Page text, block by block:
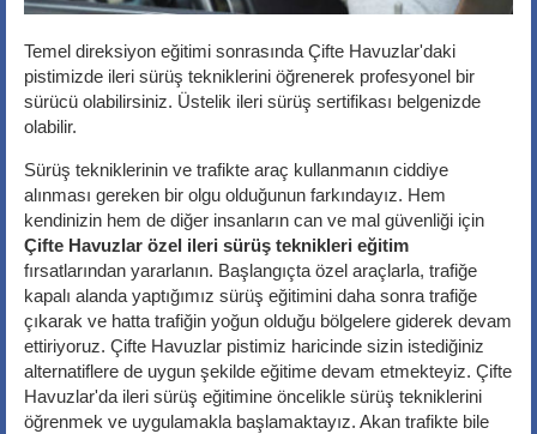
Temel direksiyon eğitimi sonrasında Çifte Havuzlar'daki
pistimizde ileri sürüş tekniklerini öğrenerek profesyonel bir
sürücü olabilirsiniz. Üstelik ileri sürüş sertifikası belgenizde
olabilir.
Sürüş tekniklerinin ve trafikte araç kullanmanın ciddiye
alınması gereken bir olgu olduğunun farkındayız. Hem
kendinizin hem de diğer insanların can ve mal güvenliği için
Çifte Havuzlar özel ileri sürüş teknikleri eğitim
fırsatlarından yararlanın. Başlangıçta özel araçlarla, trafiğe
kapalı alanda yaptığımız sürüş eğitimini daha sonra trafiğe
çıkarak ve hatta trafiğin yoğun olduğu bölgelere giderek devam
ettiriyoruz. Çifte Havuzlar pistimiz haricinde sizin istediğiniz
alternatiflere de uygun şekilde eğitime devam etmekteyiz. Çifte
Havuzlar'da ileri sürüş eğitimine öncelikle sürüş tekniklerini
öğrenmek ve uygulamakla başlamaktayız. Akan trafikte bile